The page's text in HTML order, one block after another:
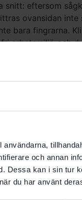
och annan
Dessa kan i sin tur
du har använt
snitt: eftersom
ovansidan inte
bara fingrarna.
arbetsmiljö och
hållare på
TKS 80
VL TKS 80
LA